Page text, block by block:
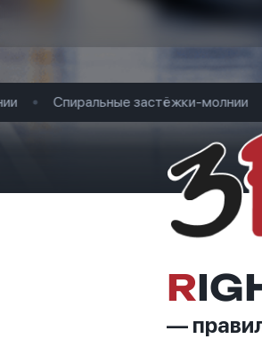
Спиральные застёжки-молнии
R
—